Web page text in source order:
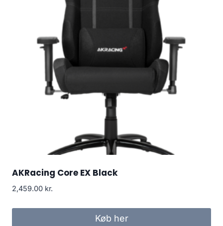
AKRacing Core EX Black
2,459.00 kr.
Køb her